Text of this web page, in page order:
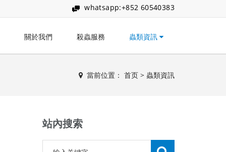
whatsapp:+852 60540383
關於我們 殺蟲服務 蟲類資訊
當前位置： 首页 > 蟲類資訊
站內搜索